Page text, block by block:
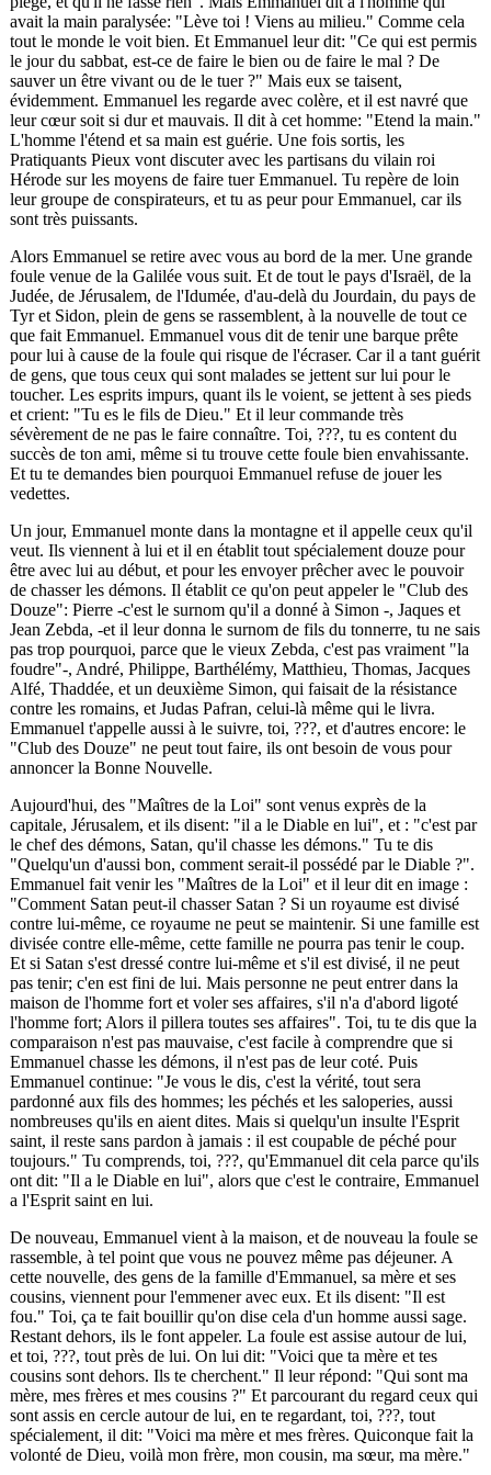
avait la main paralysée: "Lève toi ! Viens au milieu." Comme cela
tout le monde le voit bien. Et Emmanuel leur dit: "Ce qui est permis
le jour du sabbat, est-ce de faire le bien ou de faire le mal ? De
sauver un être vivant ou de le tuer ?" Mais eux se taisent,
évidemment. Emmanuel les regarde avec colère, et il est navré que
leur cœur soit si dur et mauvais. Il dit à cet homme: "Etend la main."
L'homme l'étend et sa main est guérie. Une fois sortis, les
Pratiquants Pieux vont discuter avec les partisans du vilain roi
Hérode sur les moyens de faire tuer Emmanuel. Tu repère de loin
leur groupe de conspirateurs, et tu as peur pour Emmanuel, car ils
sont très puissants.
Alors Emmanuel se retire avec vous au bord de la mer. Une grande
foule venue de la Galilée vous suit. Et de tout le pays d'Israël, de la
Judée, de Jérusalem, de l'Idumée, d'au-delà du Jourdain, du pays de
Tyr et Sidon, plein de gens se rassemblent, à la nouvelle de tout ce
que fait Emmanuel. Emmanuel vous dit de tenir une barque prête
pour lui à cause de la foule qui risque de l'écraser. Car il a tant guérit
de gens, que tous ceux qui sont malades se jettent sur lui pour le
toucher. Les esprits impurs, quant ils le voient, se jettent à ses pieds
et crient: "Tu es le fils de Dieu." Et il leur commande très
sévèrement de ne pas le faire connaître. Toi, ???, tu es content du
succès de ton ami, même si tu trouve cette foule bien envahissante.
Et tu te demandes bien pourquoi Emmanuel refuse de jouer les
vedettes.
Un jour, Emmanuel monte dans la montagne et il appelle ceux qu'il
veut. Ils viennent à lui et il en établit tout spécialement douze pour
être avec lui au début, et pour les envoyer prêcher avec le pouvoir
de chasser les démons. Il établit ce qu'on peut appeler le "Club des
Douze": Pierre -c'est le surnom qu'il a donné à Simon -, Jaques et
Jean Zebda, -et il leur donna le surnom de fils du tonnerre, tu ne sais
pas trop pourquoi, parce que le vieux Zebda, c'est pas vraiment "la
foudre"-, André, Philippe, Barthélémy, Matthieu, Thomas, Jacques
Alfé, Thaddée, et un deuxième Simon, qui faisait de la résistance
contre les romains, et Judas Pafran, celui-là même qui le livra.
Emmanuel t'appelle aussi à le suivre, toi, ???, et d'autres encore: le
"Club des Douze" ne peut tout faire, ils ont besoin de vous pour
annoncer la Bonne Nouvelle.
Aujourd'hui, des "Maîtres de la Loi" sont venus exprès de la
capitale, Jérusalem, et ils disent: "il a le Diable en lui", et : "c'est par
le chef des démons, Satan, qu'il chasse les démons." Tu te dis
"Quelqu'un d'aussi bon, comment serait-il possédé par le Diable ?".
Emmanuel fait venir les "Maîtres de la Loi" et il leur dit en image :
"Comment Satan peut-il chasser Satan ? Si un royaume est divisé
contre lui-même, ce royaume ne peut se maintenir. Si une famille est
divisée contre elle-même, cette famille ne pourra pas tenir le coup.
Et si Satan s'est dressé contre lui-même et s'il est divisé, il ne peut
pas tenir; c'en est fini de lui. Mais personne ne peut entrer dans la
maison de l'homme fort et voler ses affaires, s'il n'a d'abord ligoté
l'homme fort; Alors il pillera toutes ses affaires". Toi, tu te dis que la
comparaison n'est pas mauvaise, c'est facile à comprendre que si
Emmanuel chasse les démons, il n'est pas de leur coté. Puis
Emmanuel continue: "Je vous le dis, c'est la vérité, tout sera
pardonné aux fils des hommes; les péchés et les saloperies, aussi
nombreuses qu'ils en aient dites. Mais si quelqu'un insulte l'Esprit
saint, il reste sans pardon à jamais : il est coupable de péché pour
toujours." Tu comprends, toi, ???, qu'Emmanuel dit cela parce qu'ils
ont dit: "Il a le Diable en lui", alors que c'est le contraire, Emmanuel
a l'Esprit saint en lui.
De nouveau, Emmanuel vient à la maison, et de nouveau la foule se
rassemble, à tel point que vous ne pouvez même pas déjeuner. A
cette nouvelle, des gens de la famille d'Emmanuel, sa mère et ses
cousins, viennent pour l'emmener avec eux. Et ils disent: "Il est
fou." Toi, ça te fait bouillir qu'on dise cela d'un homme aussi sage.
Restant dehors, ils le font appeler. La foule est assise autour de lui,
et toi, ???, tout près de lui. On lui dit: "Voici que ta mère et tes
cousins sont dehors. Ils te cherchent." Il leur répond: "Qui sont ma
mère, mes frères et mes cousins ?" Et parcourant du regard ceux qui
sont assis en cercle autour de lui, en te regardant, toi, ???, tout
spécialement, il dit: "Voici ma mère et mes frères. Quiconque fait la
volonté de Dieu, voilà mon frère, mon cousin, ma sœur, ma mère."